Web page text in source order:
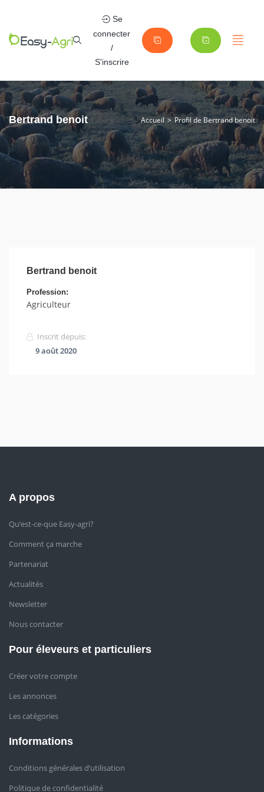
Se
connecter
/
S'inscrire
Bertrand benoit Accueil Profil de Bertrand benoit
Bertrand benoit
Profession:
Agriculteur
Inscrit depuis:
9 août 2020
A propos
Qu’est-ce-que Easy-agri?
Comment ça marche
Partenariat
Actualités
Newsletter
Nous contacter
Pour éleveurs et particuliers
Créer votre compte
Les annonces
Les catégories
Informations
Conditions générales d’utilisation
Politique de confidentialité